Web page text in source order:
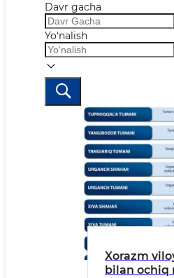
Davr gacha
Yo‘nalish
Xorazm
bilan